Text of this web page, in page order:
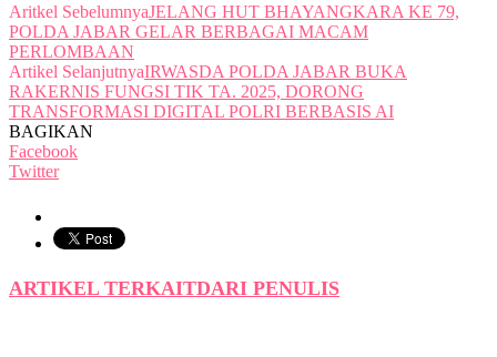
Aritkel SebelumnyaJELANG HUT BHAYANGKARA KE 79,
POLDA JABAR GELAR BERBAGAI MACAM
PERLOMBAAN
Artikel SelanjutnyaIRWASDA POLDA JABAR BUKA
RAKERNIS FUNGSI TIK TA. 2025, DORONG
TRANSFORMASI DIGITAL POLRI BERBASIS AI
BAGIKAN
Facebook
Twitter
ARTIKEL TERKAITDARI PENULIS